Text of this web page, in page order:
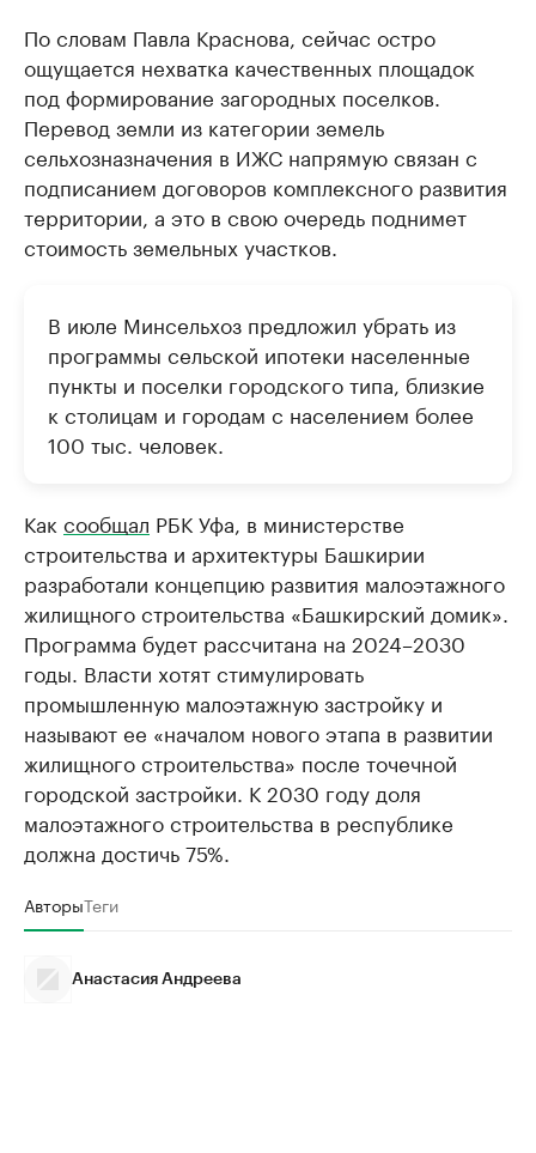
По словам Павла Краснова, сейчас остро
ощущается нехватка качественных площадок
под формирование загородных поселков.
Перевод земли из категории земель
сельхозназначения в ИЖС напрямую связан с
подписанием договоров комплексного развития
территории, а это в свою очередь поднимет
стоимость земельных участков.
В июле Минсельхоз предложил убрать из
программы сельской ипотеки населенные
пункты и поселки городского типа, близкие
к столицам и городам с населением более
100 тыс. человек.
Как сообщал РБК Уфа, в министерстве
строительства и архитектуры Башкирии
разработали концепцию развития малоэтажного
жилищного строительства «Башкирский домик».
Программа будет рассчитана на 2024–2030
годы. Власти хотят стимулировать
промышленную малоэтажную застройку и
называют ее «началом нового этапа в развитии
жилищного строительства» после точечной
городской застройки. К 2030 году доля
малоэтажного строительства в республике
должна достичь 75%.
АвторыТеги
Анастасия Андреева